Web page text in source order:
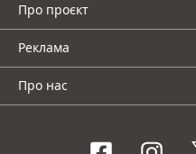
Про проєкт
Реклама
Про нас